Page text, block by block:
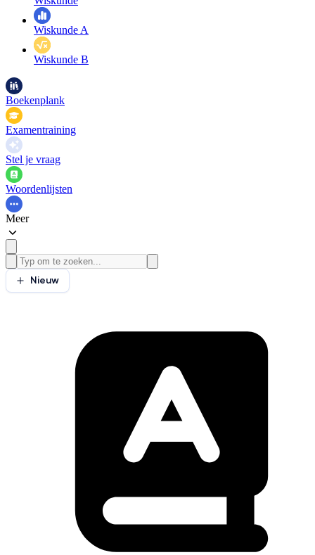
Wiskunde A
Wiskunde B
Boekenplank
Examentraining
Stel je vraag
Woordenlijsten
Meer
Nieuw